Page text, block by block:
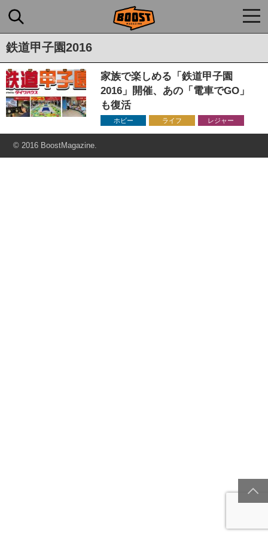
鉄道甲子園2016
家族で楽しめる「鉄道甲子園
2016」開催、あの「電車でGO」
も復活
ホビー ライフ レジャー
© 2016 BoostMagazine.